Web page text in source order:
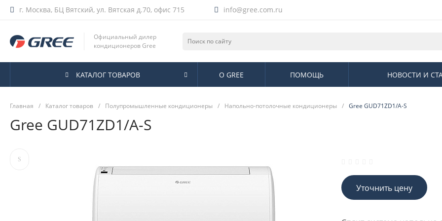
г. Москва, БЦ Вятский, ул. Вятская д.70, офис 715 info@gree.com.ru
Официальный дилер
кондиционеров Gree
КАТАЛОГ ТОВАРОВ О GREE ПОМОЩЬ НОВОСТИ И
Главная / Каталог товаров / Полупромышленные кондиционеры / Напольно-потолочные кондиционеры / Gree GUD71ZD1/A-S
Gree GUD71ZD1/A-S
Уточнить цену